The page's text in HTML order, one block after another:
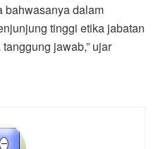
bahwasanya dalam
tinggi etika jabatan
jawab,” ujar